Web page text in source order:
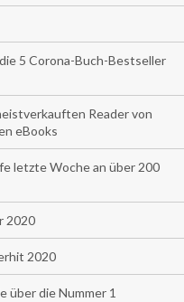
5 Corona-Buch-Bestseller
Reader von
eBooks
letzte Woche an über 200
2020
2020
über die Nummer 1